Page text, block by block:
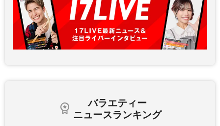
バラエティー
ニュースランキング